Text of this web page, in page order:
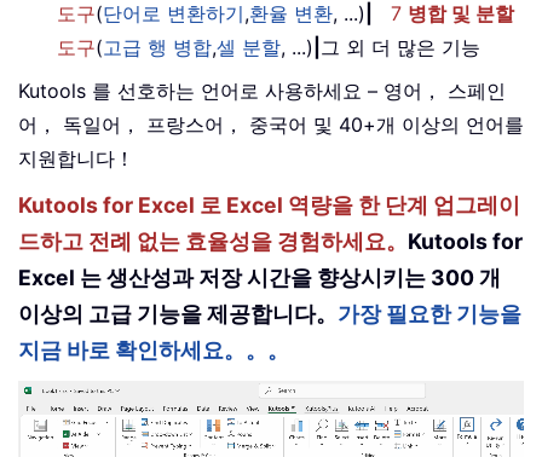
도구(단어로 변환하기,환율 변환, ...) 7 병합 및 분할
도구(고급 행 병합,셀 분할, ...) 그 외 더 많은 기능
Kutools 를 선호하는 언어로 사용하세요 – 영어， 스페인
어， 독일어， 프랑스어， 중국어 및 40+개 이상의 언어를
지원합니다！
Kutools for Excel 로 Excel 역량을 한 단계 업그레이
드하고 전례 없는 효율성을 경험하세요。 Kutools for
Excel 는 생산성과 저장 시간을 향상시키는 300 개
이상의 고급 기능을 제공합니다。 가장 필요한 기능을
지금 바로 확인하세요。。。